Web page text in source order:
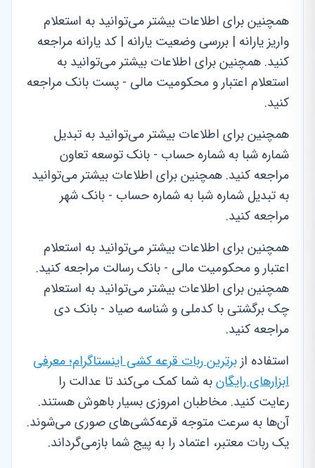
همچنین برای اطلاعات بیشتر می‌توانید به استعلام
واریز یارانه | بررسی وضعیت یارانه | کد یارانه مراجعه
کنید. همچنین برای اطلاعات بیشتر می‌توانید به
استعلام اعتبار و محکومیت مالی - پست بانک مراجعه
کنید.
همچنین برای اطلاعات بیشتر می‌توانید به تبدیل
شماره شبا به شماره حساب - بانک توسعه تعاون
مراجعه کنید. همچنین برای اطلاعات بیشتر می‌توانید
به تبدیل شماره شبا به شماره حساب - بانک شهر
مراجعه کنید.
همچنین برای اطلاعات بیشتر می‌توانید به استعلام
اعتبار و محکومیت مالی - بانک رسالت مراجعه کنید.
همچنین برای اطلاعات بیشتر می‌توانید به استعلام
چک برگشتی با کدملی و شناسه صیاد - بانک دی
مراجعه کنید.
استفاده از برترین ربات قرعه کشی اینستاگرام؛ معرفی
ابزارهای رایگانبه شما کمک می‌کند تا عدالت را
رعایت کنید. مخاطبان امروزی بسیار باهوش هستند.
آن‌ها به سرعت متوجه قرعه‌کشی‌های صوری می‌شوند.
یک ربات معتبر، اعتماد را به پیج شما بازمی‌گرداند.